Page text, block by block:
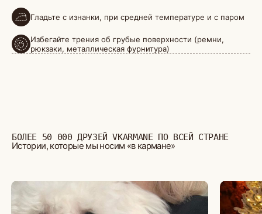
Гладьте с изнанки, при средней температуре и с паром
Избегайте трения об грубые поверхности (ремни,
рюкзаки, металлическая фурнитура)